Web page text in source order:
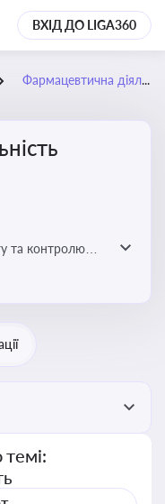
ВХІД ДО LIGA360
Фармацевтична діяльність
та контролю
компаній та
та безпеки